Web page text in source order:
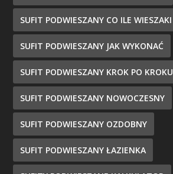
SUFIT PODWIESZANY CO ILE WIESZAKI
SUFIT PODWIESZANY JAK WYKONAĆ
SUFIT PODWIESZANY KROK PO KROKU
SUFIT PODWIESZANY NOWOCZESNY
SUFIT PODWIESZANY OZDOBNY
SUFIT PODWIESZANY ŁAZIENKA